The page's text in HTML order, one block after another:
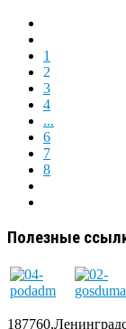
1
2
3
4
...
6
7
8
Полезные